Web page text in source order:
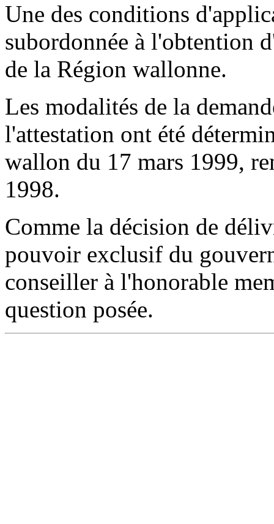
Une des conditions
subordonnée à l'obtention
de la Région wallonne.
Les modalités de la
l'attestation ont été
wallon du 17 mars 1999,
1998.
Comme la décision de
pouvoir exclusif du
conseiller à l'honorable
question posée.